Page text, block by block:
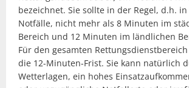
bezeichnet. Sie sollte in der Regel, d.h.
Notfälle, nicht mehr als 8 Minuten im
Bereich und 12 Minuten im ländlichen
Für den gesamten
die 12-Minuten-Frist. Sie kann natürlich
Wetterlagen, ein hohes